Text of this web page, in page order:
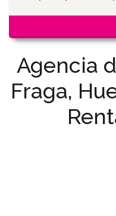
Agencia
Fraga,